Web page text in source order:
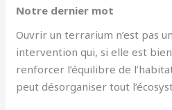
Notre dernier mot
Ouvrir un terrarium n’est pas
intervention qui, si elle est
renforcer l’équilibre de
peut désorganiser tout